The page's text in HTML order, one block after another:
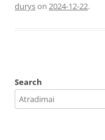
duryson 2024-12-22.
Search